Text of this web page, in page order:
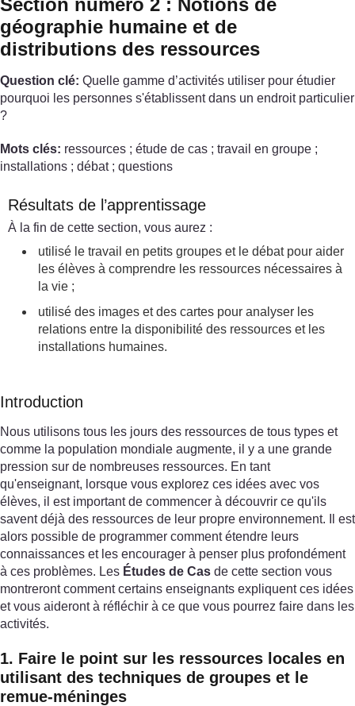
Section numéro 2 : Notions de
géographie humaine et de
distributions des ressources
Question clé: Quelle gamme d’activités utiliser pour étudier
pourquoi les personnes s'établissent dans un endroit particulier
?
Mots clés: ressources ; étude de cas ; travail en groupe ;
installations ; débat ; questions
Résultats de l’apprentissage
À la fin de cette section, vous aurez :
utilisé le travail en petits groupes et le débat pour aider
les élèves à comprendre les ressources nécessaires à
la vie ;
utilisé des images et des cartes pour analyser les
relations entre la disponibilité des ressources et les
installations humaines.
Introduction
Nous utilisons tous les jours des ressources de tous types et
comme la population mondiale augmente, il y a une grande
pression sur de nombreuses ressources. En tant
qu'enseignant, lorsque vous explorez ces idées avec vos
élèves, il est important de commencer à découvrir ce qu'ils
savent déjà des ressources de leur propre environnement. Il est
alors possible de programmer comment étendre leurs
connaissances et les encourager à penser plus profondément
à ces problèmes. Les Études de Cas de cette section vous
montreront comment certains enseignants expliquent ces idées
et vous aideront à réfléchir à ce que vous pourrez faire dans les
activités.
1. Faire le point sur les ressources locales en
utilisant des techniques de groupes et le
remue-méninges